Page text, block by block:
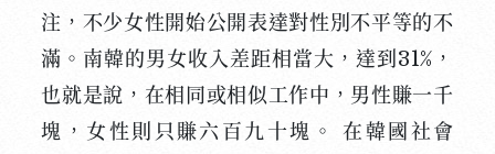
注，不少女性開始公開表達對性別不平等的不
滿。南韓的男女收入差距相當大，達到31%，
也就是說，在相同或相似工作中，男性賺一千
塊，女性則只賺六百九十塊。 在韓國社會